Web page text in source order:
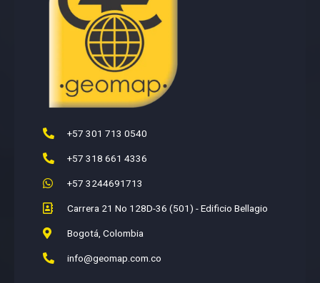
+57 301 713 0540
+57 318 661 4336
+57 3244691713
Carrera 21 No 128D-36 (501) - Edificio Bellagio
Bogotá, Colombia
info@geomap.com.co